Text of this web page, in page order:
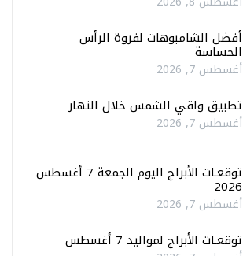
أفضل الشامبوهات لفروة الرأس
الحساسة
أغسطس 7, 2026
تطبيق واقي الشمس خلال النهار
أغسطس 7, 2026
توقعـات الأبراج اليوم الجمعة 7 أغسطس
2026
أغسطس 7, 2026
توقعـات الأبراج لمواليد 7 أغسطس